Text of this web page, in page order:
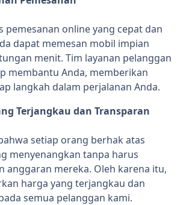
pemesanan online yang cepat dan
dapat memesan mobil impian
menit. Tim layanan pelanggan
membantu Anda, memberikan
langkah dalam perjalanan Anda.
Terjangkau dan Transparan
setiap orang berhak atas
menyenangkan tanpa harus
anggaran mereka. Oleh karena itu,
harga yang terjangkau dan
semua pelanggan kami.